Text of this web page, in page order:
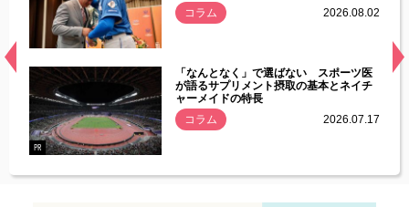
常
コラム
2026.08.02
PR
「なんとなく」で選ばない スポーツ医
が語るサプリメント摂取の基本とネイチ
ャーメイドの特長
コラム
2026.07.17